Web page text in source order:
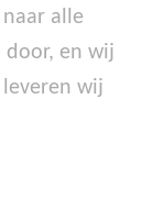
alle
door, en wij
wij